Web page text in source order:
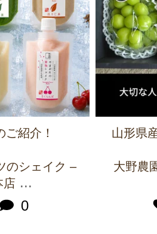
ご紹介！
のシェイク –
店 ...
0
山形県
大野農